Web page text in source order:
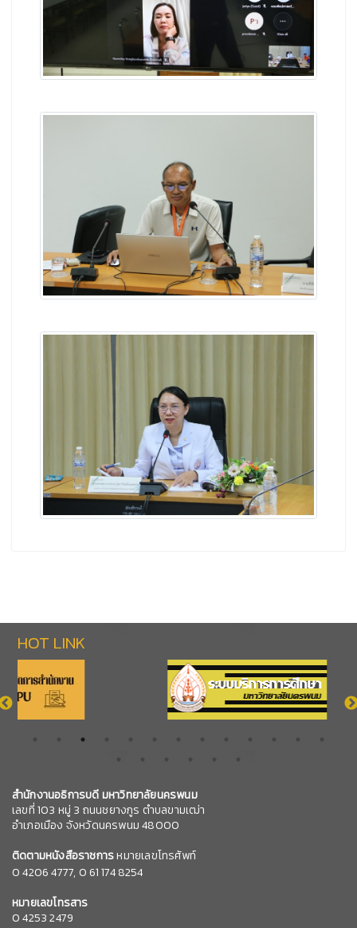
HOT LINK
สำนักงานอธิการบดี มหาวิทยาลัยนครพนม
เลขที่ 103 หมู่ 3 ถนนชยางกูร ตำบลขามเฒ่า
อำเภอเมือง จังหวัดนครพนม 48000
ติดตามหนังสือราชการหมายเลขโทรศัพท์
04206 4777, 0 61 174 8254
หมายเลขโทรสาร
0 4253 2479